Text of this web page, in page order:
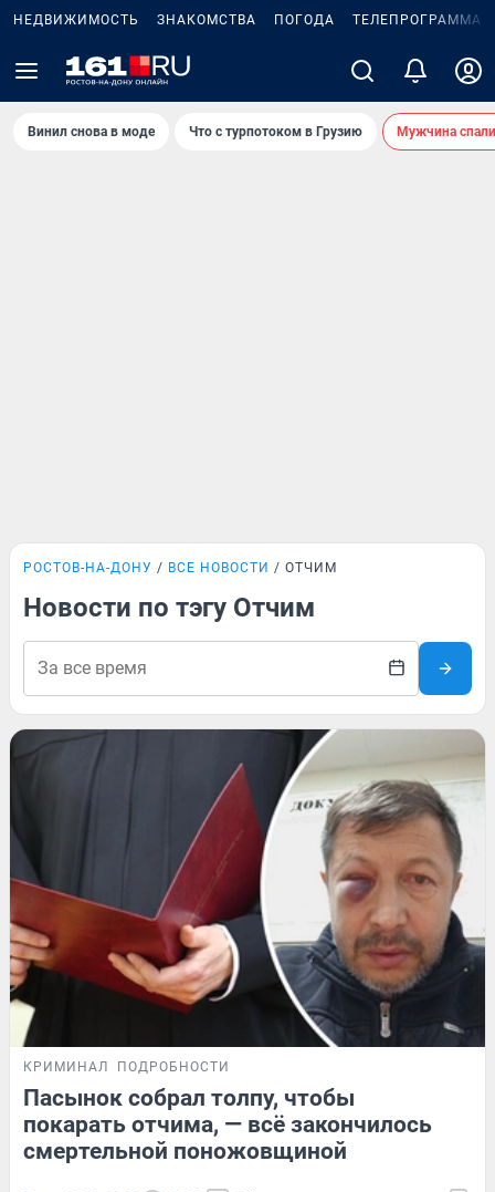
НЕДВИЖИМОСТЬ ЗНАКОМСТВА ПОГОДА ТЕЛЕПРОГРАММА
Винил снова в моде Что с турпотоком в Грузию Мужчина
РОСТОВ-НА-ДОНУ ВСЕ НОВОСТИ ОТЧИМ
Новости по тэгу Отчим
КРИМИНАЛ ПОДРОБНОСТИ
Пасынок собрал толпу, чтобы
покарать отчима, — всё закончилось
смертельной поножовщиной